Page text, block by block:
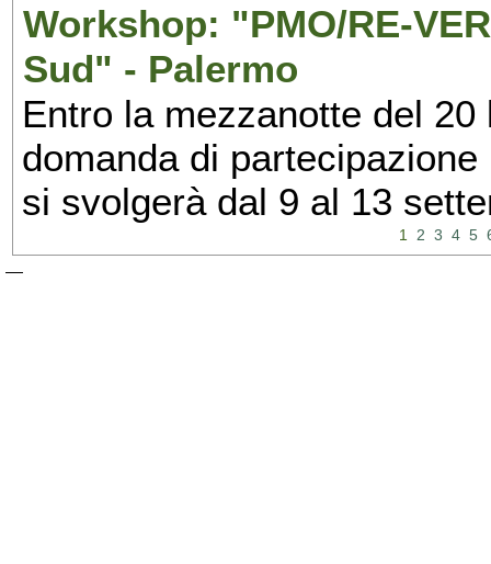
Workshop: "PMO/RE-
Sud" - Palermo
Entro la mezzanotte del
domanda di
si svolgerà dal 9 al 13
1 2 3 4 5